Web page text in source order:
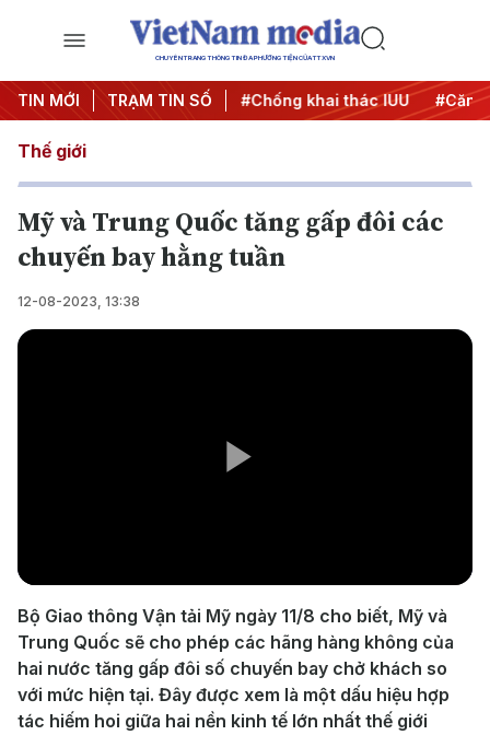
CHUYÊN TRANG THÔNG TIN ĐA PHƯƠNG TIỆN CỦA TTXVN
TIN MỚI TRẠM TIN SỐ
#Chiến dịch 500 ngày đêm #Chống khai thác IUU
Thế giới
Mỹ và Trung Quốc tăng gấp đôi các
chuyến bay hằng tuần
12-08-2023, 13:38
Video
Bộ Giao thông Vận tải Mỹ ngày 11/8 cho biết, Mỹ và
Trung Quốc sẽ cho phép các hãng hàng không của
hai nước tăng gấp đôi số chuyến bay chở khách so
với mức hiện tại. Đây được xem là một dấu hiệu hợp
tác hiếm hoi giữa hai nền kinh tế lớn nhất thế giới